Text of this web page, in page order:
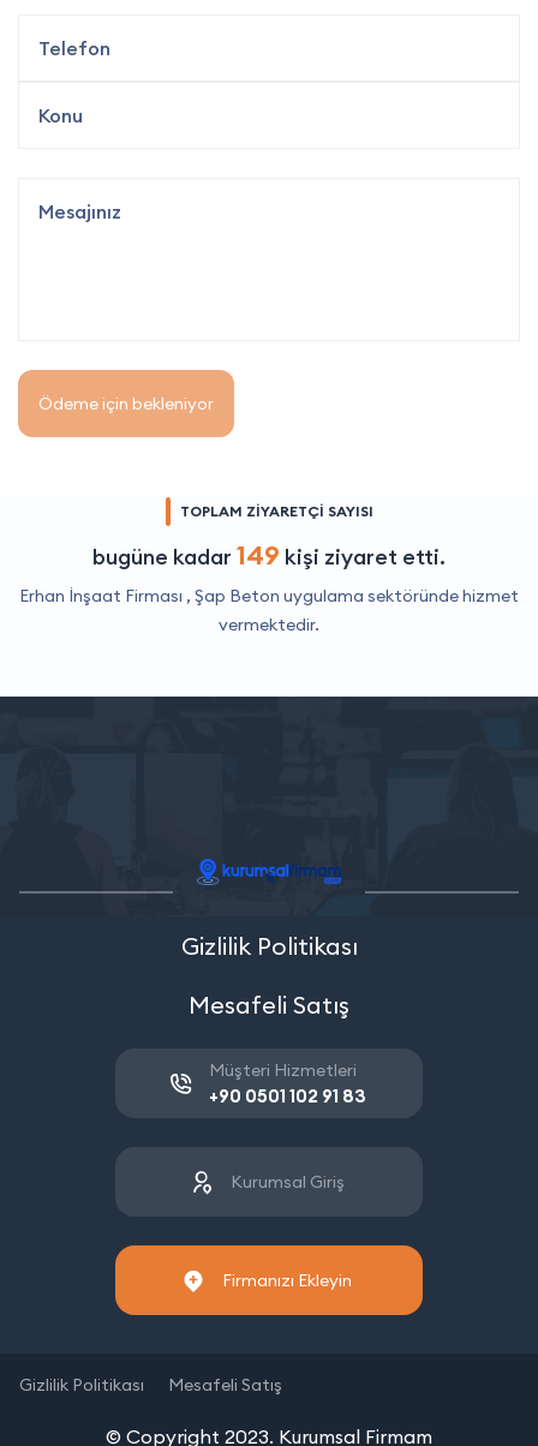
Ödeme için bekleniyor
TOPLAM ZİYARETÇİ SAYISI
bugüne kadar 149 kişi ziyaret etti.
Erhan İnşaat Firması , Şap Beton uygulama sektöründe hizmet
vermektedir.
Gizlilik Politikası
Mesafeli Satış
Müşteri Hizmetleri
+90 0501 102 91 83
Kurumsal Giriş
Firmanızı Ekleyin
© Copyright 2023. Kurumsal Firmam
Gizlilik Politikası Mesafeli Satış